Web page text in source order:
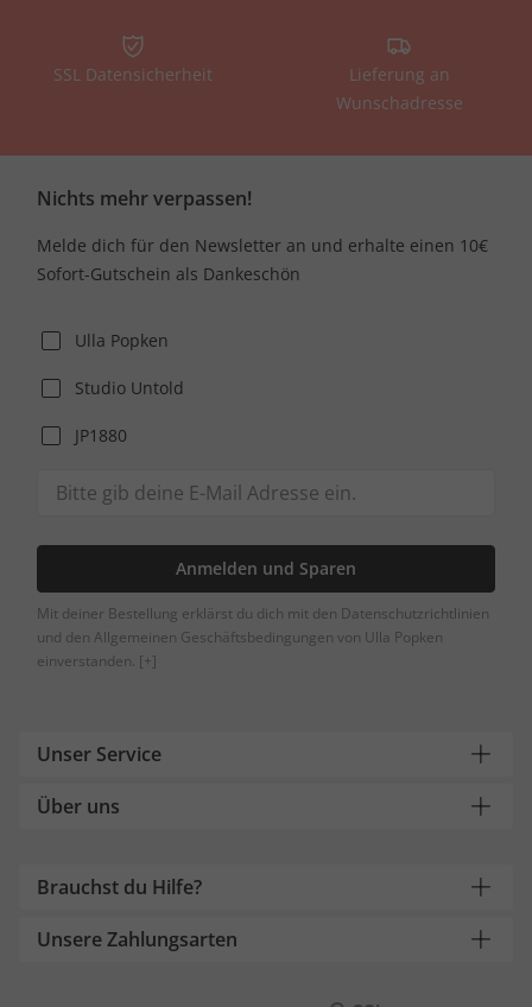
SSL Datensicherheit
Lieferung an
Wunschadresse
Nichts mehr verpassen!
Melde dich für den Newsletter an und erhalte einen 10€
Sofort-Gutschein als Dankeschön
Ulla Popken
Studio Untold
JP1880
Anmelden und Sparen
Mit deiner Bestellung erklärst du dich mit den Datenschutzrichtlinien
und den Allgemeinen Geschäftsbedingungen von Ulla Popken
einverstanden. [+]
Unser Service
Über uns
Brauchst du Hilfe?
Unsere Zahlungsarten